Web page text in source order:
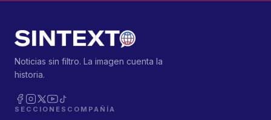
Noticias sin filtro. La imagen cuenta la
historia.
SECCIONES COMPAÑÍA